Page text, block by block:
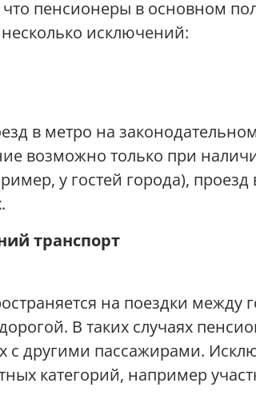
пенсионеры в основном
несколько исключений:
в метро на
возможно только при
у гостей города),
транспорт
на поездки между
В таких случаях
с другими пассажирами.
категорий, например